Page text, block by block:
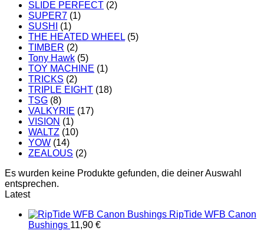
SLIDE PERFECT (2)
SUPER7 (1)
SUSHI
(1)
THE HEATED WHEEL (5)
TIMBER (2)
Tony Hawk (5)
TOY MACHINE (1)
TRICKS (2)
TRIPLE EIGHT (18)
TSG (8)
VALKYRIE (17)
VISION (1)
WALTZ (10)
YOW (14)
ZEALOUS (2)
Es wurden keine Produkte gefunden, die deiner Auswahl
entsprechen.
Latest
RipTide WFB Canon
Bushings 11,90 €